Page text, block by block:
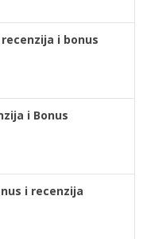
i bonus
i Bonus
i recenzija